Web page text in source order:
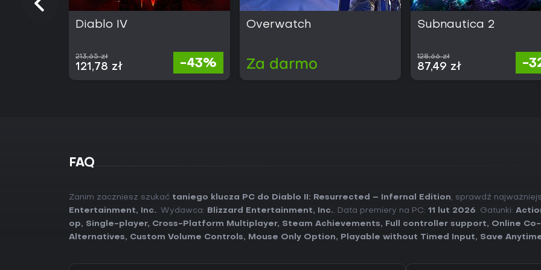
Diablo IV
213,65 zł
121,78 zł -43%
Overwatch
Za darmo
Subnautica 2
128,66 zł
87,49 zł -
FAQ
Zanim zaczniesz szukać taniego klucza PC do Diablo II: Resurrected – Infernal Edition, sprawdź
Entertainment, Inc.. Wydawca: Blizzard Entertainment, Inc.. Data premiery na PC: 11 lut 2026. Gatunki:
op, Single-player, Cross-Platform Multiplayer, Steam Achievements, Full controller support, Online
Alternatives, Custom Volume Controls, Mouse Only Option, Playable without Timed Input, Save